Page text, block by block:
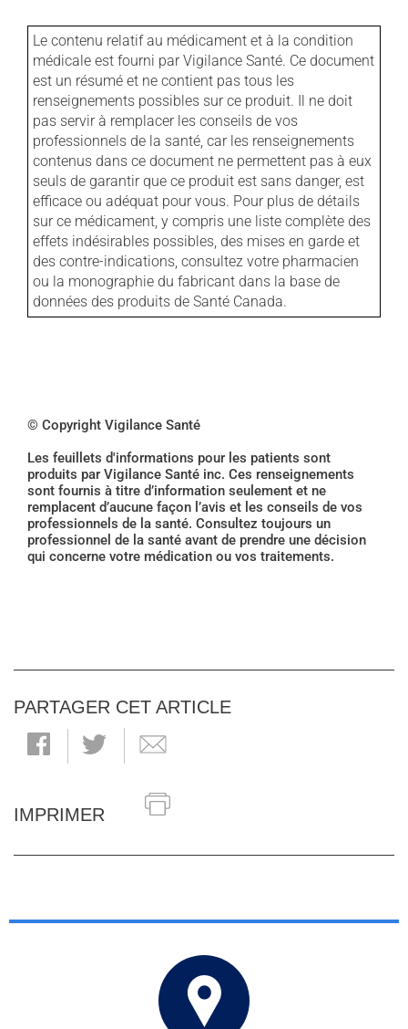
Le contenu relatif au médicament et à la condition
médicale est fourni par Vigilance Santé. Ce document
est un résumé et ne contient pas tous les
renseignements possibles sur ce produit. Il ne doit
pas servir à remplacer les conseils de vos
professionnels de la santé, car les renseignements
contenus dans ce document ne permettent pas à eux
seuls de garantir que ce produit est sans danger, est
efficace ou adéquat pour vous. Pour plus de détails
sur ce médicament, y compris une liste complète des
effets indésirables possibles, des mises en garde et
des contre-indications, consultez votre pharmacien
ou la monographie du fabricant dans la base de
données des produits de Santé Canada.
© Copyright Vigilance Santé
Les feuillets d'informations pour les patients sont
produits par Vigilance Santé inc. Ces renseignements
sont fournis à titre d’information seulement et ne
remplacent d’aucune façon l’avis et les conseils de vos
professionnels de la santé. Consultez toujours un
professionnel de la santé avant de prendre une décision
qui concerne votre médication ou vos traitements.
PARTAGER CET ARTICLE
IMPRIMER